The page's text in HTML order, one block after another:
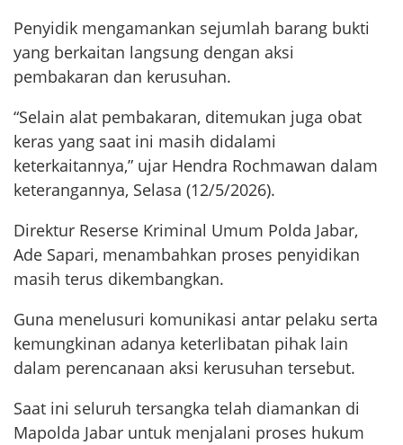
Penyidik mengamankan sejumlah barang bukti
yang berkaitan langsung dengan aksi
pembakaran dan kerusuhan.
“Selain alat pembakaran, ditemukan juga obat
keras yang saat ini masih didalami
keterkaitannya,” ujar Hendra Rochmawan dalam
keterangannya, Selasa (12/5/2026).
Direktur Reserse Kriminal Umum Polda Jabar,
Ade Sapari, menambahkan proses penyidikan
masih terus dikembangkan.
Guna menelusuri komunikasi antar pelaku serta
kemungkinan adanya keterlibatan pihak lain
dalam perencanaan aksi kerusuhan tersebut.
Saat ini seluruh tersangka telah diamankan di
Mapolda Jabar untuk menjalani proses hukum